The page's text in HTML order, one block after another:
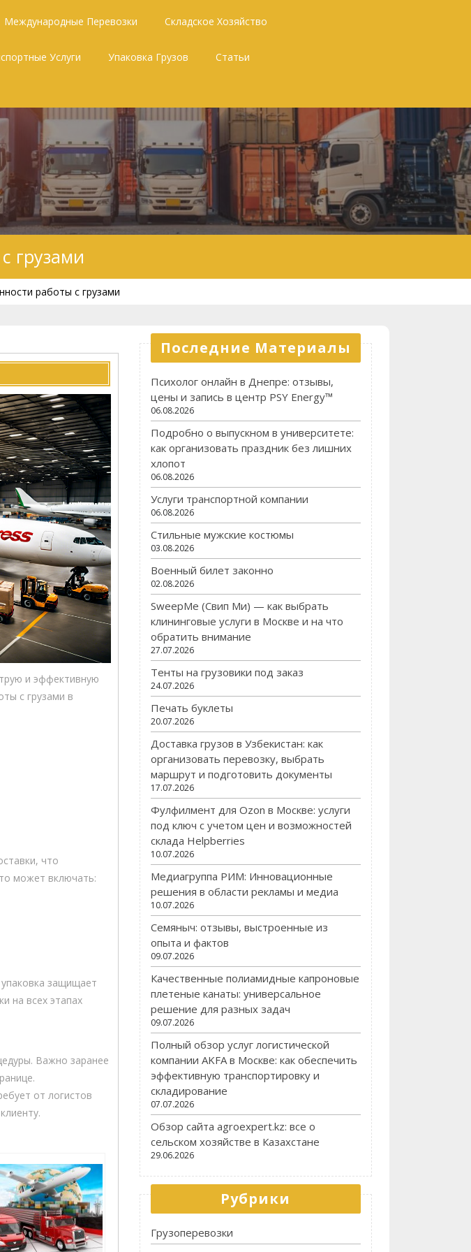
Международные Перевозки Складское Хозяйство
Услуги Упаковка Грузов Статьи
грузами
работы с грузами
и эффективную
с грузами в
что
может включать:
защищает
на всех этапах
Важно заранее
от логистов
Последние Материалы
Психолог онлайн в Днепре: отзывы,
цены и запись в центр PSY Energy™
06.08.2026
Подробно о выпускном в университете:
как организовать праздник без лишних
хлопот
06.08.2026
Услуги транспортной компании
06.08.2026
Стильные мужские костюмы
03.08.2026
Военный билет законно
02.08.2026
SweepMe (Свип Ми) — как выбрать
клининговые услуги в Москве и на что
обратить внимание
27.07.2026
Тенты на грузовики под заказ
24.07.2026
Печать буклеты
20.07.2026
Доставка грузов в Узбекистан: как
организовать перевозку, выбрать
маршрут и подготовить документы
17.07.2026
Фулфилмент для Ozon в Москве: услуги
под ключ с учетом цен и возможностей
склада Helpberries
10.07.2026
Медиагруппа РИМ: Инновационные
решения в области рекламы и медиа
10.07.2026
Семяныч: отзывы, выстроенные из
опыта и фактов
09.07.2026
Качественные полиамидные капроновые
плетеные канаты: универсальное
решение для разных задач
09.07.2026
Полный обзор услуг логистической
компании AKFA в Москве: как обеспечить
эффективную транспортировку и
складирование
07.07.2026
Обзор сайта agroexpert.kz: все о
сельском хозяйстве в Казахстане
29.06.2026
Рубрики
Грузоперевозки